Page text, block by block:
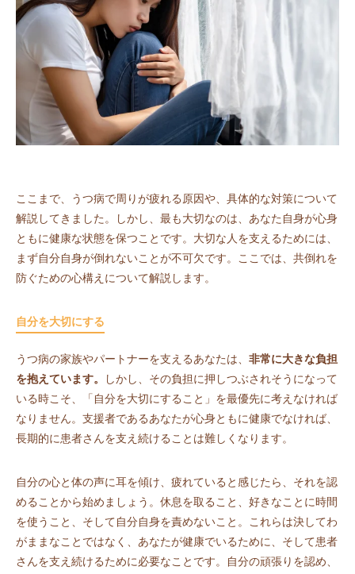
ここまで、うつ病で周りが疲れる原因や、具体的な対策について
解説してきました。しかし、最も大切なのは、あなた自身が心身
ともに健康な状態を保つことです。大切な人を支えるためには、
まず自分自身が倒れないことが不可欠です。ここでは、共倒れを
防ぐための心構えについて解説します。
自分を大切にする
うつ病の家族やパートナーを支えるあなたは、 非常に大きな負担
を抱えています。
しかし、その負担に押しつぶされそうになって
いる時こそ、「自分を大切にすること」を最優先に考えなければ
なりません。支援者であるあなたが心身ともに健康でなければ、
長期的に患者さんを支え続けることは難しくなります。
自分の心と体の声に耳を傾け、疲れていると感じたら、それを認
めることから始めましょう。休息を取ること、好きなことに時間
を使うこと、そして自分自身を責めないこと。これらは決してわ
がままなことではなく、あなたが健康でいるために、そして患者
さんを支え続けるために必要なことです。自分の頑張りを認め、